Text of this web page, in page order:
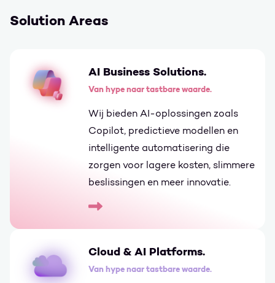
Solution Areas
AI Business Solutions.
Van hype naar tastbare waarde.
Wij bieden AI-oplossingen zoals
Copilot, predictieve modellen en
intelligente automatisering die
zorgen voor lagere kosten, slimmere
beslissingen en meer innovatie.
Go to AI Business Solutions.
Cloud & AI Platforms.
Van hype naar tastbare waarde.